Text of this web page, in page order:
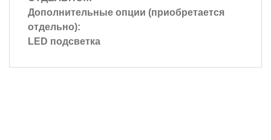
Дополнительные опции (приобретается
отдельно):
LED подсветка